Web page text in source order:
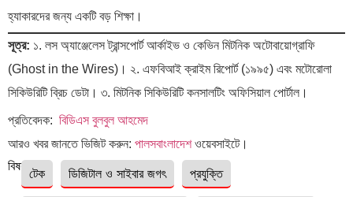
হ্যাকারদের জন্য একটি বড় শিক্ষা।
সূত্র: ১. লস অ্যাঞ্জেলেস ট্রান্সপোর্ট আর্কাইভ ও কেভিন মিটনিক অটোবায়োগ্রাফি
(Ghost in the Wires)। ২. এফবিআই ক্রাইম রিপোর্ট (১৯৯৫) এবং মটোরোলা
সিকিউরিটি ব্রিচ ডেটা। ৩. মিটনিক সিকিউরিটি কনসালটিং অফিসিয়াল পোর্টাল।
প্রতিবেদক: বিডিএস বুলবুল আহমেদ
আরও খবর জানতে ভিজিট করুন: পালসবাংলাদেশওয়েবসাইটে।
বিষয়ঃ টেক ডিজিটাল ও সাইবার জগৎ প্রযুক্তি